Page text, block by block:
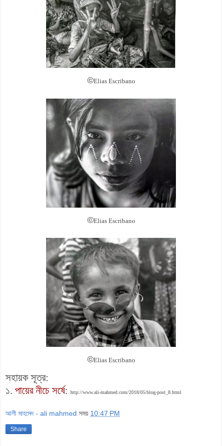
©Elias Escribano
©Elias Escribano
©Elias Escribano
সহায়ক সূত্র:
১. পায়ের নীচে সর্ষে: http://www.ali-mahmed.com/2018/05/blog-post_8.html
আলী মাহমেদ - ali mahmed সময় 10:47 PM
Share